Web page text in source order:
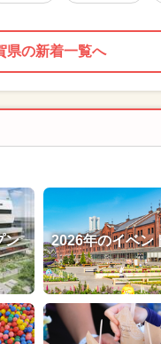
県の新着一覧へ
ン 2026年のイベン